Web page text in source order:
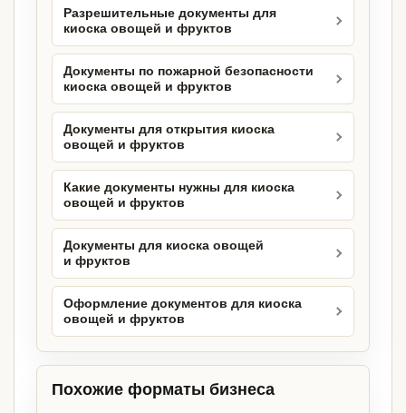
Разрешительные документы для
киоска овощей и фруктов
Документы по пожарной безопасности
киоска овощей и фруктов
Документы для открытия киоска
овощей и фруктов
Какие документы нужны для киоска
овощей и фруктов
Документы для киоска овощей
и фруктов
Оформление документов для киоска
овощей и фруктов
Похожие форматы бизнеса